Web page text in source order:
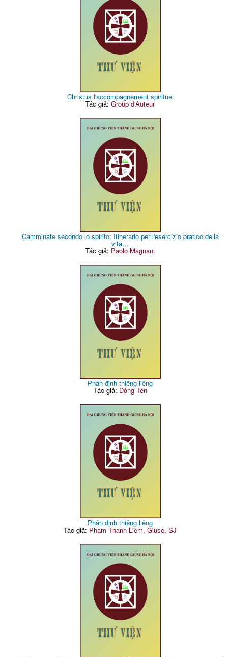
Christus l'accompagnement spirituel
Tác giả:Group d'Auteur
Camminate secondo lo spirito: Itinerario per l'esercizio pratico della
vita…
Tác giả: Paolo Magnani
Phân định thiêng liêng
Tác giả: Dòng Tên
Phân định thiêng liêng
Tác giả: Phạm Thanh Liêm, Giuse, SJ